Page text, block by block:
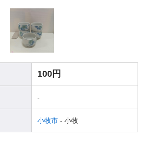
100円
-
小牧市 - 小牧